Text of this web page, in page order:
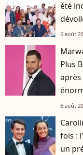
été
6 août
Plus
6 août
fois :
un